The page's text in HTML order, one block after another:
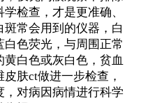
检查，才是更准确、
常会用到的仪器，白
色荧光，与周围正常
白色或灰白色，贫血
肤ct做进一步检查，
对病因病情进行科学